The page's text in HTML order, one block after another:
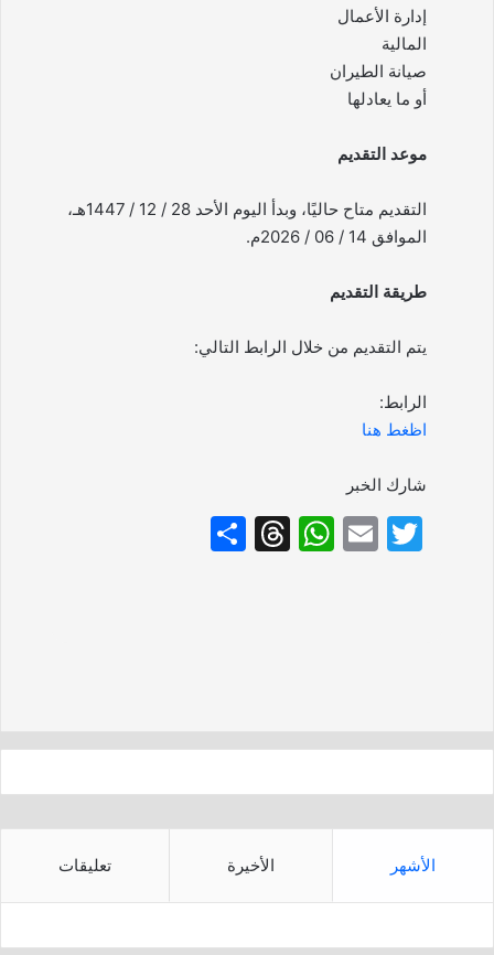
إدارة الأعمال
المالية
صيانة الطيران
أو ما يعادلها
موعد التقديم
التقديم متاح حاليًا، وبدأ اليوم الأحد 28 / 12 / 1447هـ،
الموافق 14 / 06 / 2026م.
طريقة التقديم
يتم التقديم من خلال الرابط التالي:
الرابط:
اظغط هنا
شارك الخبر
T
E
W
p
T
الأشهر الأخيرة تعليقات